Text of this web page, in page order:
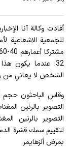
أفادت وکالة آنا
الشخص لا يعاني من
وقاس الباحثون حجم
التصوير بالرنين
لتقييم سمك قشرة
بمرض ألزهايمر.